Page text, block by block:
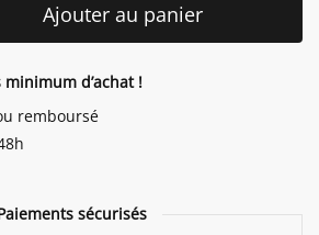
Ajouter au panier
d’achat !
remboursé
sécurisés